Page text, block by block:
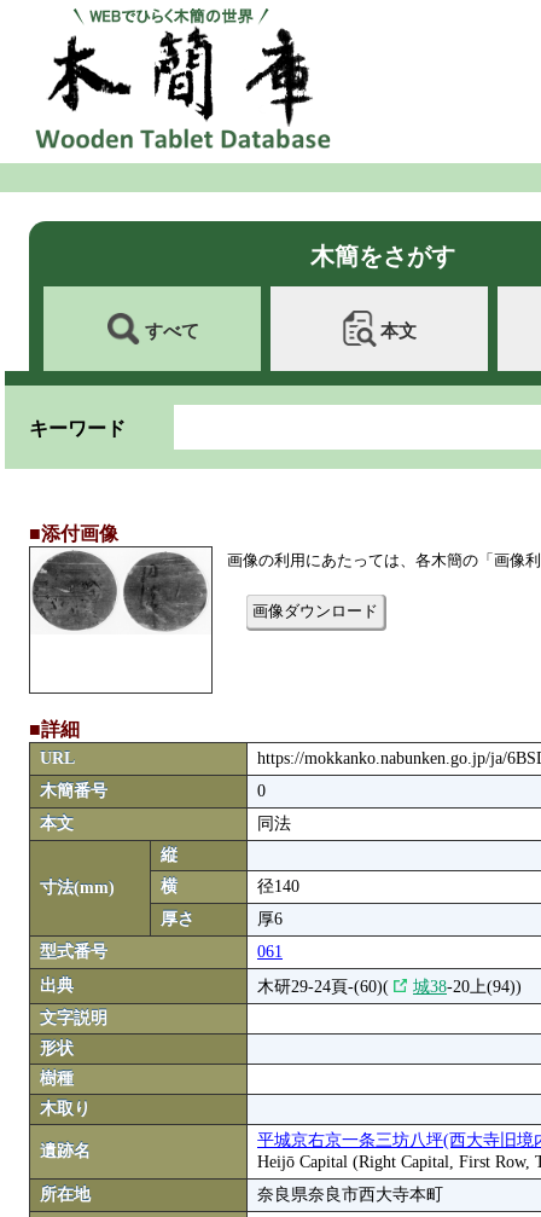
木簡をさがす
すべて 本文
キーワード
■添付画像
画像の利用にあたっては、各木簡の「画像
画像ダウンロード
■詳細
URL
https://mokkanko.nabunken.go.jp/ja/
木簡番号
0
本文
同法
寸法(mm)
縦
横
径140
厚さ
厚6
型式番号
061
出典
木研29-24頁-(60)( 城38-20上(94))
文字説明
形状
樹種
木取り
遺跡名
平城京右京一条三坊八坪(西大寺旧境
Heijō Capital (Right Capital, First Row,
所在地
奈良県奈良市西大寺本町